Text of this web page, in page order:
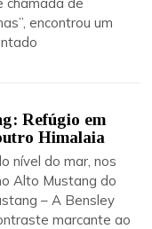
encontrou um
Refúgio em
Himalaia
nível do mar, nos
Alto Mustang do
– A Bensley
marcante ao